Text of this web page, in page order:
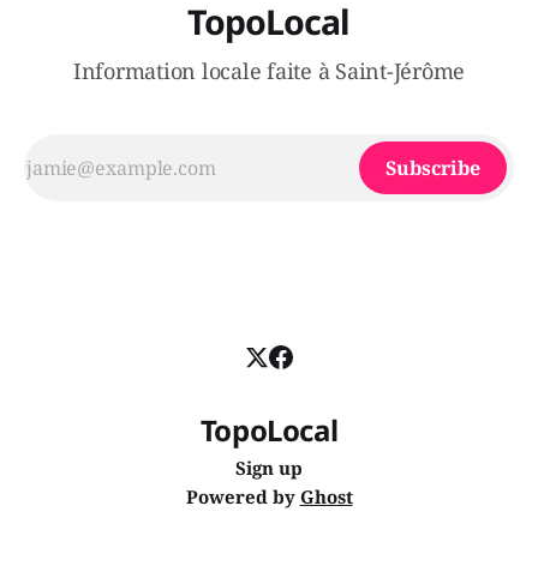
TopoLocal
Information locale faite à Saint-Jérôme
Subscribe
TopoLocal
Sign up
Powered by Ghost